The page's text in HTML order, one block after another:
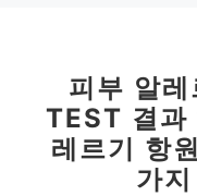
피부 알
TEST 결과
레르기 항
가